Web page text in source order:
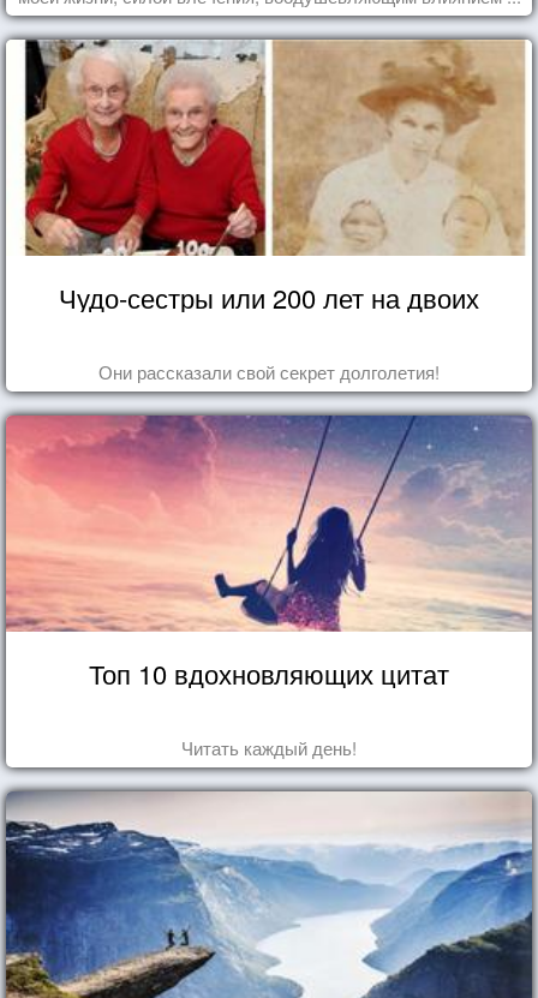
Чудо-сестры или 200 лет на двоих
Они рассказали свой секрет долголетия!
Топ 10 вдохновляющих цитат
Читать каждый день!